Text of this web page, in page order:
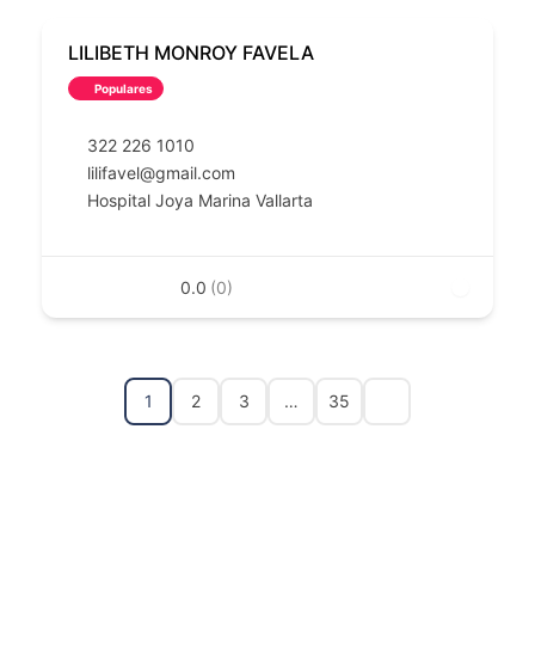
LILIBETH MONROY FAVELA
Populares
322 226 1010
lilifavel@gmail.com
Hospital Joya Marina Vallarta
0.0 (0)
1 2 3 … 35